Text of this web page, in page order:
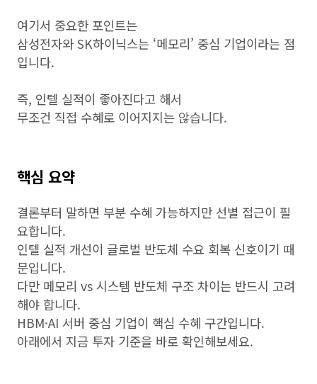
여기서 중요한 포인트는
삼성전자와 SK하이닉스는 ‘메모리’ 중심 기업이라는 점
입니다.
즉, 인텔 실적이 좋아진다고 해서
무조건 직접 수혜로 이어지지는 않습니다.
핵심 요약
결론부터 말하면 부분 수혜 가능하지만 선별 접근이 필
요합니다.
인텔 실적 개선이 글로벌 반도체 수요 회복 신호이기 때
문입니다.
다만 메모리 vs 시스템 반도체 구조 차이는 반드시 고려
해야 합니다.
HBM·AI 서버 중심 기업이 핵심 수혜 구간입니다.
아래에서 지금 투자 기준을 바로 확인해보세요.